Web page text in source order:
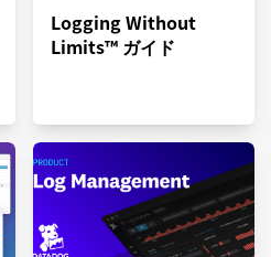
Logging Without
Limits™ ガイド